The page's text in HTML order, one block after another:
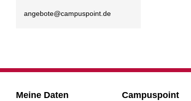
angebote@campuspoint.de
Meine Daten Campuspoint